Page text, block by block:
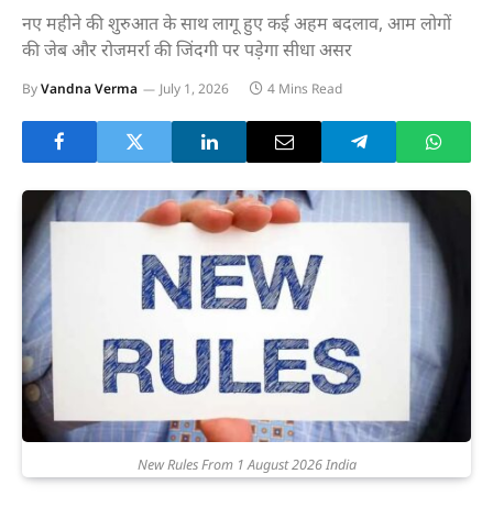
नए महीने की शुरुआत के साथ लागू हुए कई अहम बदलाव, आम लोगों
की जेब और रोजमर्रा की जिंदगी पर पड़ेगा सीधा असर
ByVandna Verma July 1, 2026 4 Mins Read
New Rules From 1 August 2026 India